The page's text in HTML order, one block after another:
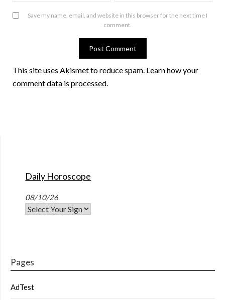
Save my name, email, and website in this browser for the next time I
comment.
This site uses Akismet to reduce spam. Learn how your
comment data is processed.
Daily Horoscope
08/10/26
Pages
AdTest